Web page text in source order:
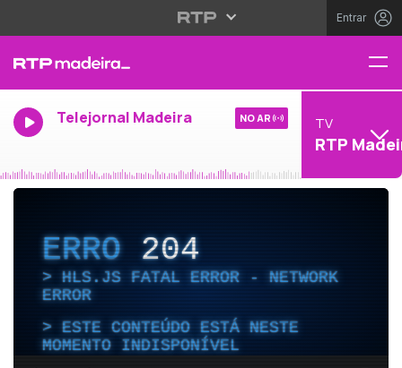
Entrar
Telejornal Madeira NO AR TV
RTP
ERRO204
HLS.JS FATAL ERROR - NETWORK
ERROR
ESTE CONTEÚDO ESTÁ NESTE
MOMENTO INDISPONÍVEL